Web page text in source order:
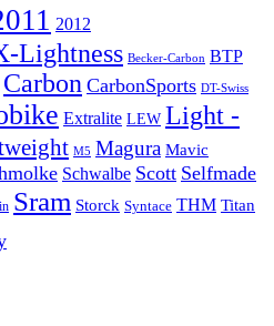
2012
Lightness Becker-Carbon BTP
Carbon CarbonSports DT-Swiss
Extralite LEW Light -
M5 Magura Mavic
Schwalbe Scott Selfmade
Sram Storck Syntace THM Titan